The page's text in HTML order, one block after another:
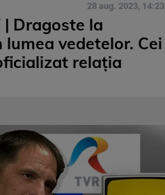
28 aug. 2023, 14:23
| Dragoste la
vedetelor. Cei
relația